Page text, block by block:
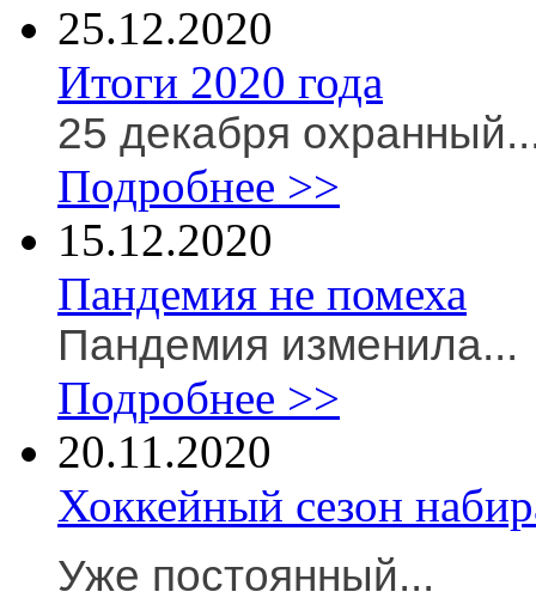
25.12.2020
Итоги 2020 года
25 декабря
Подробнее >>
15.12.2020
Пандемия не помеха
Пандемия изменила...
Подробнее >>
20.11.2020
Хоккейный сезон
Уже постоянный...